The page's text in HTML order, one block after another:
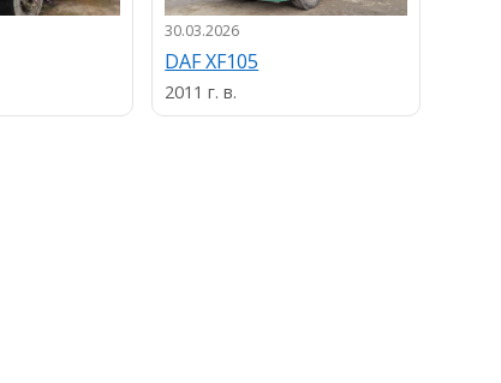
30.03.2026
DAF XF105
2011 г. в.